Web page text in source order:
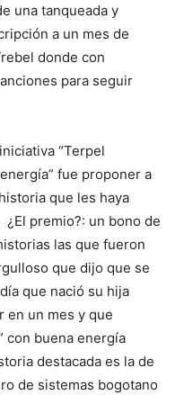
una tanqueada y
a un mes de
donde con
para seguir
“Terpel
fue proponer a
que les haya
premio?: un bono de
las que fueron
que dijo que se
que nació su hija
en un mes y que
con buena energía
destacada es la de
de sistemas bogotano